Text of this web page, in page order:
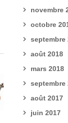
novembre
octobre
septembre
août 2018
mars 2018
septembre
août 2017
juin 2017